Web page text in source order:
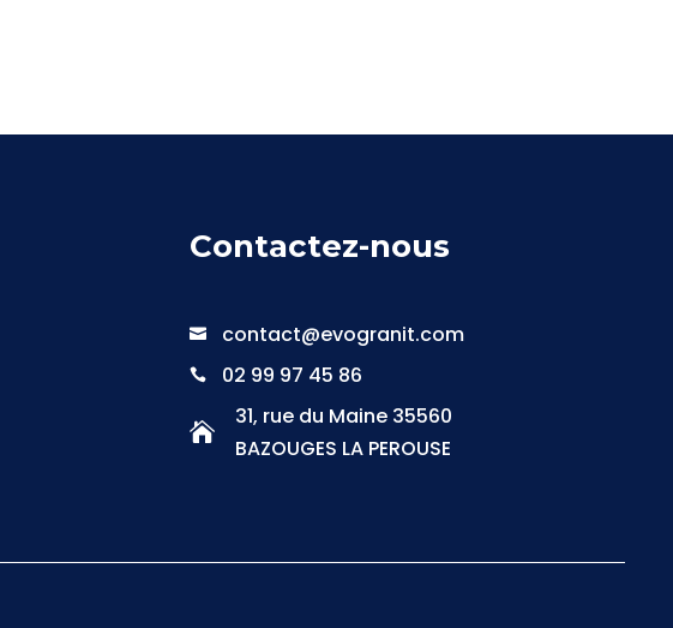
Contactez-nous
 contact@evogranit.com
 02 99 97 45 86

31, rue du Maine 35560
BAZOUGES LA PEROUSE